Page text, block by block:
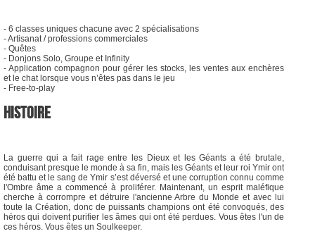
- 6 classes uniques chacune avec 2 spécialisations
- Artisanat / professions commerciales
- Quêtes
- Donjons Solo, Groupe et Infinity
- Application compagnon pour gérer les stocks, les ventes aux enchères
et le chat lorsque vous n’êtes pas dans le jeu
- Free-to-play
HISTOIRE
La guerre qui a fait rage entre les Dieux et les Géants a été brutale,
conduisant presque le monde à sa fin, mais les Géants et leur roi Ymir ont
été battu et le sang de Ymir s’est déversé et une corruption connu comme
l'Ombre âme a commencé à proliférer. Maintenant, un esprit maléfique
cherche à corrompre et détruire l'ancienne Arbre du Monde et avec lui
toute la Création, donc de puissants champions ont été convoqués, des
héros qui doivent purifier les âmes qui ont été perdues. Vous êtes l'un de
ces héros. Vous êtes un Soulkeeper.